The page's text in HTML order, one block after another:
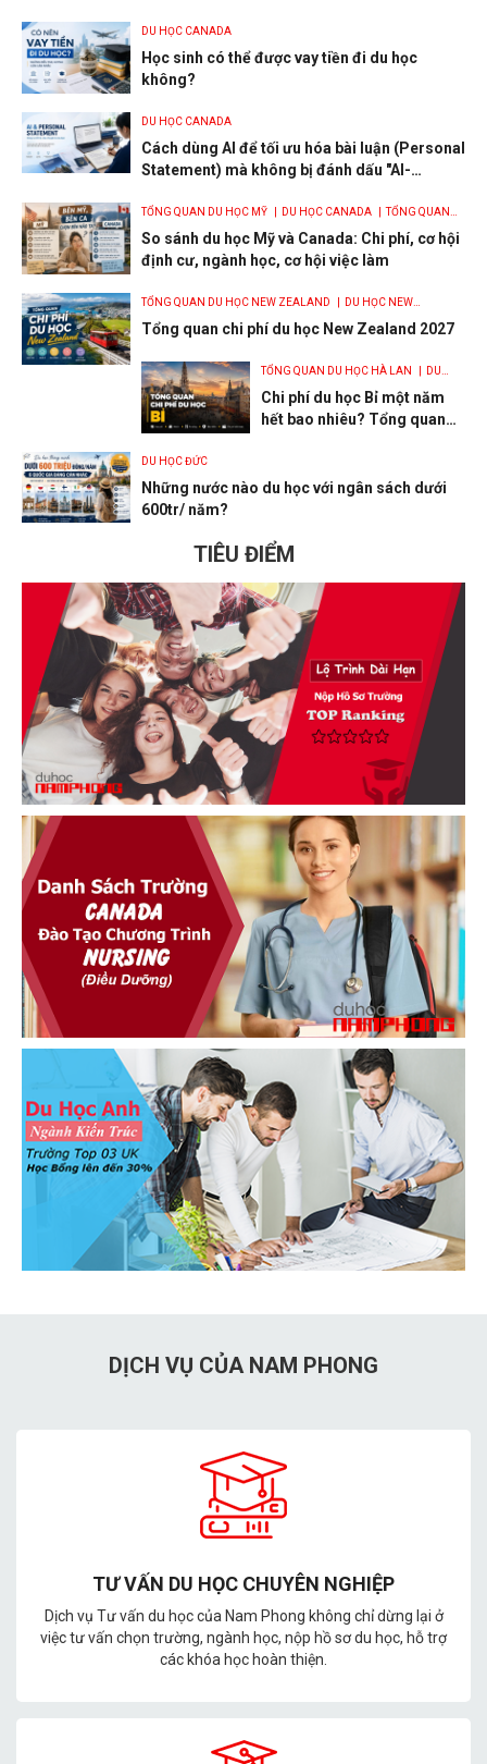
DU HỌC CANADA
Học sinh có thể được vay tiền đi du học
không?
DU HỌC CANADA
Cách dùng AI để tối ưu hóa bài luận (Personal
Statement) mà không bị đánh dấu "AI-
TỔNG QUAN DU HỌC MỸ | DU HỌC CANADA
| TỔNG QUAN
DU HỌC CANADA
So sánh du học Mỹ và Canada: Chi phí, cơ hội
định cư, ngành học, cơ hội việc làm
TỔNG QUAN DU HỌC NEW ZEALAND
| DU HỌC NEW
ZEALAND
| HỌC TRUNG HỌC Ở NEW ZEALAND
| HỌC CAO
ĐẲNG Ở NEW ZEALAND
| HỌC ĐẠI HỌC TẠI NEW ZEALAND
HỌC THẠC SĨ TẠI NEW ZEALAND
Tổng quan chi phí du học New Zealand 2027
TỔNG QUAN DU HỌC HÀ LAN
| DU
HỌC HÀ LAN
| HỌC ĐẠI HỌC TẠI HÀ
LAN
Chi phí du học Bỉ một năm
hết bao nhiêu? Tổng quan
DU HỌC ĐỨC
Những nước nào du học với ngân sách dưới
600tr/ năm?
TIÊU ĐIỂM
DỊCH VỤ CỦA NAM PHONG
TƯ VẤN DU HỌC CHUYÊN NGHIỆP
Dịch vụ Tư vấn du học của Nam Phong không chỉ dừng lại ở
việc tư vấn chọn trường, ngành học, nộp hồ sơ du học, hỗ trợ
các khóa học hoàn thiện.